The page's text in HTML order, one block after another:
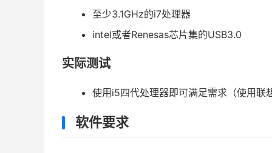
至少3.1GHz的i7处理器
intel或者Renesas芯片集的USB3.0
实际测试
使用i5四代处理器即可满足需求（使用联
软件要求